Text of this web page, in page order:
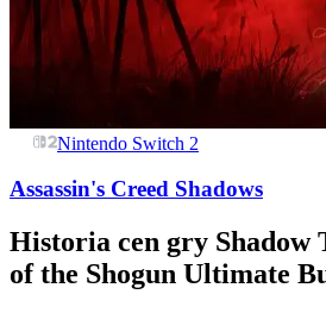
Nintendo Switch 2
Assassin's Creed Shadows
Historia cen gry Shadow
of the Shogun Ultimate